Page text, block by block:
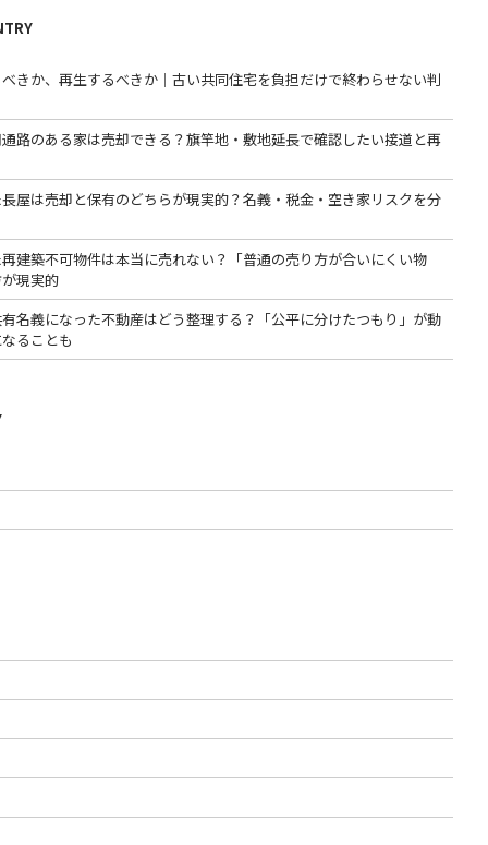
きか、再生するべきか｜古い共同住宅を負担だけで終わらせない判
通路のある家は売却できる？旗竿地・敷地延長で確認したい接道と再
屋は売却と保有のどちらが現実的？名義・税金・空き家リスクを分
建築不可物件は本当に売れない？「普通の売り方が合いにくい物
現実的
名義になった不動産はどう整理する？「公平に分けたつもり」が動
ることも